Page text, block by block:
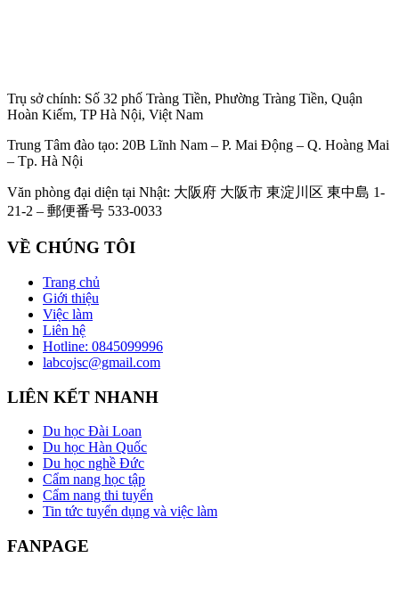
Trụ sở chính: Số 32 phố Tràng Tiền, Phường Tràng Tiền, Quận
Hoàn Kiếm, TP Hà Nội, Việt Nam
Trung Tâm đào tạo: 20B Lĩnh Nam – P. Mai Động – Q. Hoàng Mai
– Tp. Hà Nội
Văn phòng đại diện tại Nhật: 大阪府 大阪市 東淀川区 東中島 1-
21-2 – 郵便番号 533-0033
VỀ CHÚNG TÔI
Trang chủ
Giới thiệu
Việc làm
Liên hệ
Hotline: 0845099996
labcojsc@gmail.com
LIÊN KẾT NHANH
Du học Đài Loan
Du học Hàn Quốc
Du học nghề Đức
Cẩm nang học tập
Cẩm nang thi tuyển
Tin tức tuyển dụng và việc làm
FANPAGE